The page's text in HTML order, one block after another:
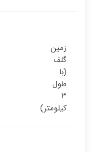
زمین
گلف
(با
طول
۳
کیلومتر)